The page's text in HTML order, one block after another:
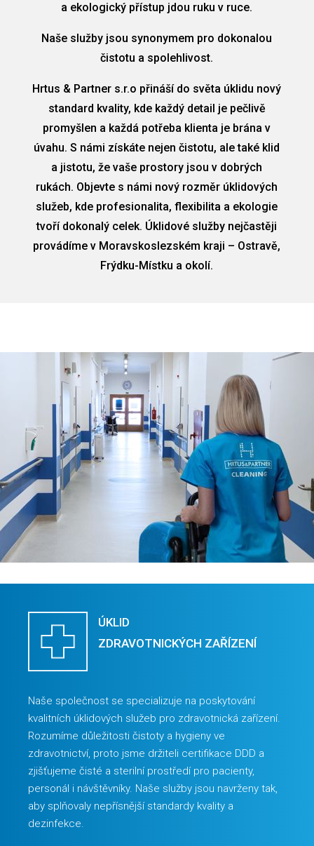
a ekologický přístup jdou ruku v ruce.
Naše služby jsou synonymem pro dokonalou
čistotu a spolehlivost.
Hrtus & Partner s.r.o přináší do světa úklidu nový
standard kvality, kde každý detail je pečlivě
promyšlen a každá potřeba klienta je brána v
úvahu. S námi získáte nejen čistotu, ale také klid
a jistotu, že vaše prostory jsou v dobrých
rukách. Objevte s námi nový rozměr úklidových
služeb, kde profesionalita, flexibilita a ekologie
tvoří dokonalý celek. Úklidové služby nejčastěji
provádíme v Moravskoslezském kraji – Ostravě,
Frýdku-Místku a okolí.
ÚKLID
ZDRAVOTNICKÝCH ZAŘÍZENÍ
Naše společnost se specializuje na poskytování
kvalitních úklidových služeb pro zdravotnická zařízení.
Rozumíme důležitosti čistoty a hygieny ve
zdravotnictví, proto jsme držiteli certifikace DDD a
zjišťujeme čisté a sterilní prostředí pro pacienty,
personál i návštěvníky. Naše služby jsou navrženy tak,
aby splňovaly nepřísnější standardy kvality a
dezinfekce.